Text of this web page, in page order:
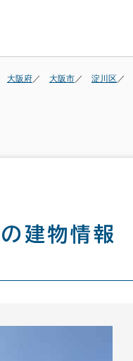
大阪府 大阪市 淀川区
の建物情報